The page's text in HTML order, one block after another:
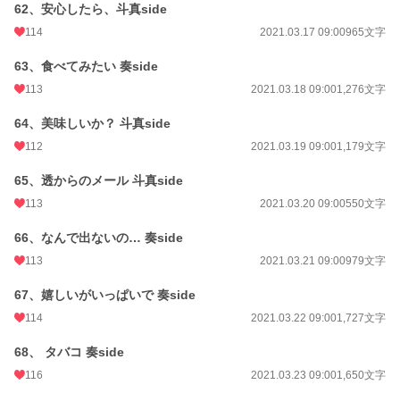
62、安心したら、斗真side
114 2021.03.17 09:00965文字
63、食べてみたい 奏side
113 2021.03.18 09:001,276文字
64、美味しいか？ 斗真side
112 2021.03.19 09:001,179文字
65、透からのメール 斗真side
113 2021.03.20 09:00550文字
66、なんで出ないの… 奏side
113 2021.03.21 09:00979文字
67、嬉しいがいっぱいで 奏side
114 2021.03.22 09:001,727文字
68、 タバコ 奏side
116 2021.03.23 09:001,650文字